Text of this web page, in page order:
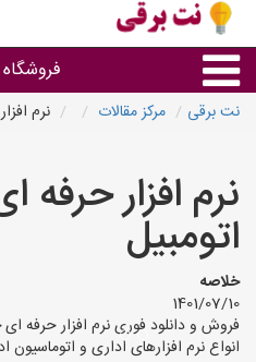
سایر
نت برقی مرکز مقالات نرم
نرم افزار حرفه
اتومبیل
خلاصه
1401/07/10
فروش و دانلود فوری نرم افزار حرفه
انواع نرم افزارهای اداری و